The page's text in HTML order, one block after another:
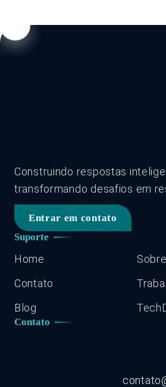
Construindo respostas
transformando desafios em
Entrar em contato
Suporte
Home
Contato
Blog
Contato